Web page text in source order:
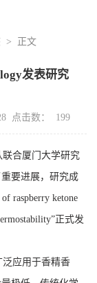
> 正文
发表研究
点击数： 199
合厦门大学研究
要进展，研究成
raspberry ketone
正式发
应用于香精香